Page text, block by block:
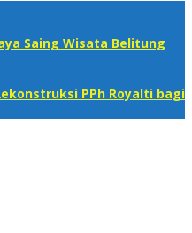
Saing Wisata Belitung
PPh Royalti bagi